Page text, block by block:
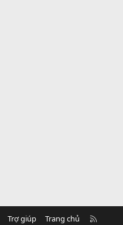
Trợ giúp Trang chủ